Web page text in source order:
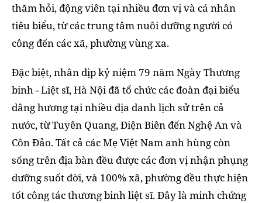
thăm hỏi, động viên tại nhiều đơn vị và cá nhân
tiêu biểu, từ các trung tâm nuôi dưỡng người có
công đến các xã, phường vùng xa.
Đặc biệt, nhân dịp kỷ niệm 79 năm Ngày Thương
binh - Liệt sĩ, Hà Nội đã tổ chức các đoàn đại biểu
dâng hương tại nhiều địa danh lịch sử trên cả
nước, từ Tuyên Quang, Điện Biên đến Nghệ An và
Côn Đảo. Tất cả các Mẹ Việt Nam anh hùng còn
sống trên địa bàn đều được các đơn vị nhận phụng
dưỡng suốt đời, và 100% xã, phường đều thực hiện
tốt công tác thương binh liệt sĩ. Đây là minh chứng